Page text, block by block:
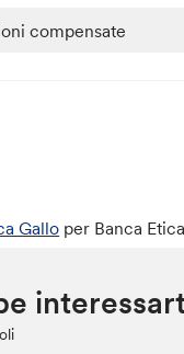
compensate
Gallo per Banca Etica